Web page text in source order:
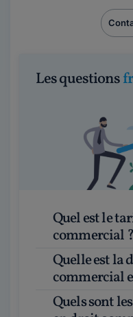
Les questions
Quel est le tarif d'un avocat en droit
commercial ?
Quelle est la différence entre le droit
commercial
Quels sont les honoraires d'un avocat